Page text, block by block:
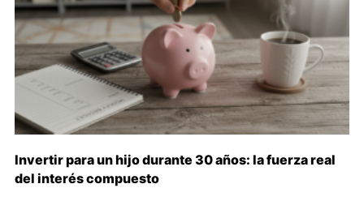
Invertir para un hijo durante 30 años: la fuerza real
del interés compuesto